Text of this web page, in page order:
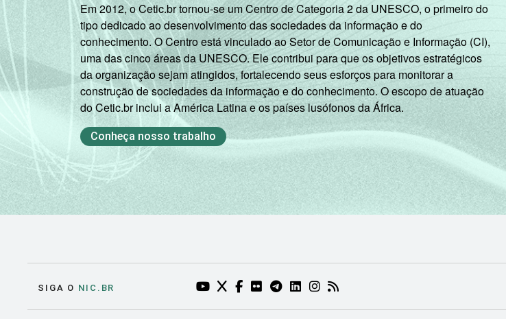
Em 2012, o Cetic.br tornou-se um Centro de Categoria 2 da UNESCO, o primeiro do
tipo dedicado ao desenvolvimento das sociedades da informação e do
conhecimento. O Centro está vinculado ao Setor de Comunicação e Informação (CI),
uma das cinco áreas da UNESCO. Ele contribui para que os objetivos estratégicos
da organização sejam atingidos, fortalecendo seus esforços para monitorar a
construção de sociedades da informação e do conhecimento. O escopo de atuação
do Cetic.br inclui a América Latina e os países lusófonos da África.
Conheça nosso trabalho
SIGA O NIC.BR YOUTUBE DO NIC.BR (ABRE EM NOVA ABA)
TWITTER DO NIC.BR (ABRE EM NOVA ABA)
FACEBOOK DO NIC.BR (ABRE EM NOVA ABA)
FLICKR DO NIC.BR (ABRE EM NOVA ABA)
TELEGRAM DO NIC.BR (ABRE EM NOVA ABA)
LINKEDIN DO NIC.BR (ABRE EM NOVA
INSTAGRAM DO NIC.BR (ABRE EM
RSS DO NIC.BR (ABRE EM NOVA